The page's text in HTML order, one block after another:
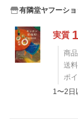
有隣堂ヤフーシ
実質
商
送料
ポ
1〜2日